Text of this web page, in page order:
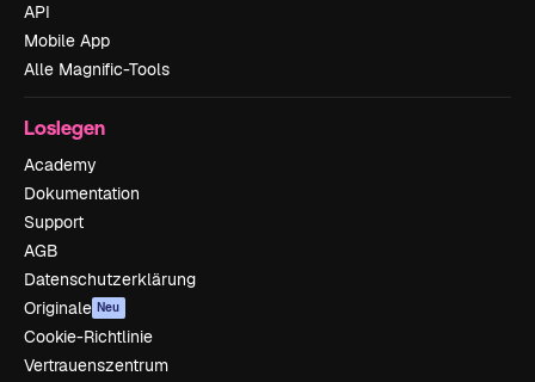
API
Mobile App
Alle Magnific-Tools
Loslegen
Academy
Dokumentation
Support
AGB
Datenschutzerklärung
Originale Neu
Cookie-Richtlinie
Vertrauenszentrum